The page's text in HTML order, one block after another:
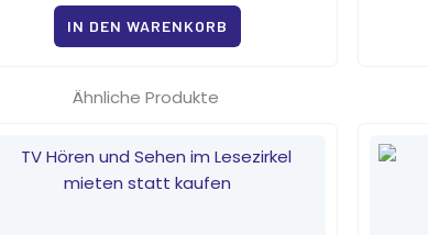
IN DEN WARENKORB
Ähnliche Produkte